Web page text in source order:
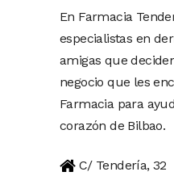
En Farmacia
especialistas en
amigas que
negocio que les
Farmacia para
corazón de Bilbao.
C/ Tendería, 32